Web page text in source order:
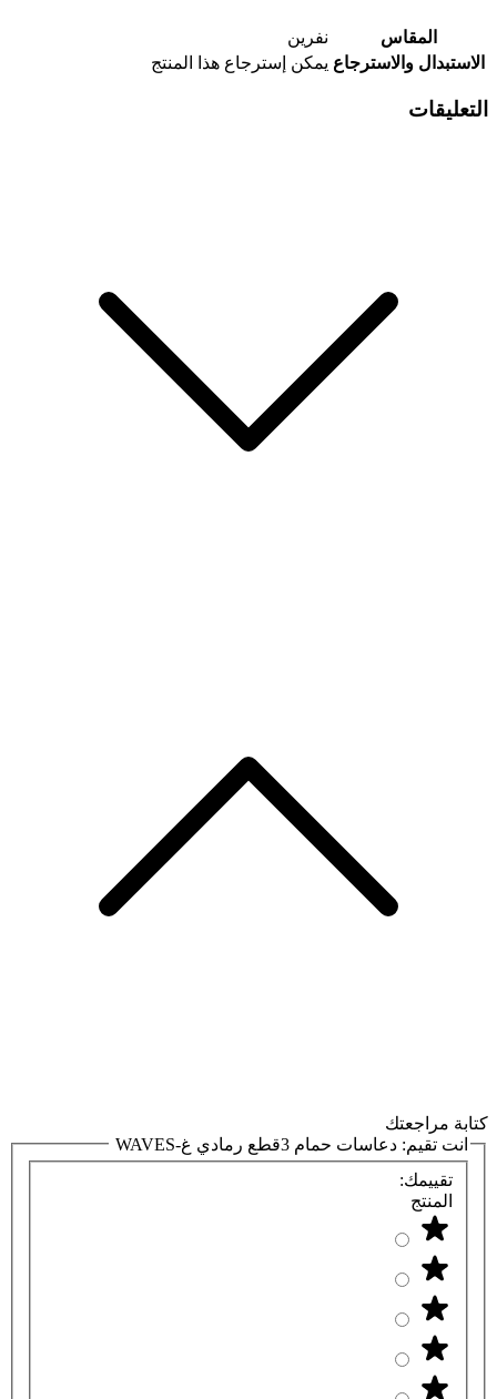
المقاس
نفرين
الاستبدال والاسترجاع يمكن إسترجاع هذا المنتج
التعليقات
كتابة مراجعتك
انت تقيم: دعاسات حمام 3قطع رمادي غ-WAVES
تقييمك:
المنتج